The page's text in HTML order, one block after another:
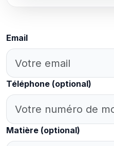
Email
Téléphone (optional)
Matière (optional)